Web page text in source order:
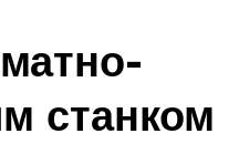
станком